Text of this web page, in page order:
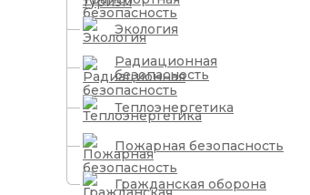
Экология
Радиационная
безопасность
Теплоэнергетика
Пожарная безопасность
Гражданская оборона